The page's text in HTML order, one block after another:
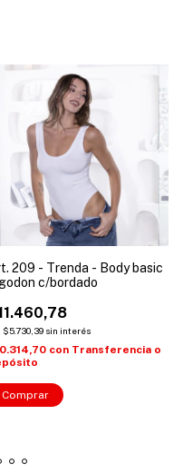
209 - Trenda - Body basic
c/bordado
$5.730,39 sin interés
con Transferencia o
Comprar